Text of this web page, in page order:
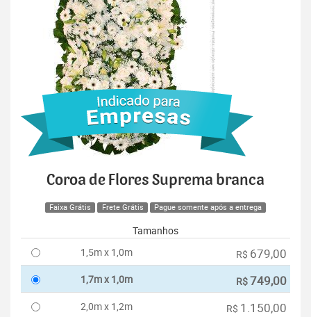
Coroa de Flores Suprema branca
Faixa Grátis Frete Grátis Pague somente após a entrega
Tamanhos
1,5m x 1,0m
R$ 679,00
1,7m x 1,0m R$749,00
2,0m x 1,2m R$ 1.150,00